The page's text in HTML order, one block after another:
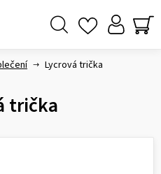
Lycrová trička
trička